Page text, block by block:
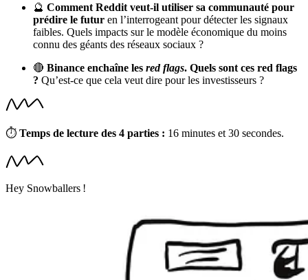
🔮 Comment Reddit veut-il utiliser sa communauté pour
prédire le futur en l’interrogeant pour détecter les signaux
faibles. Quels impacts sur le modèle économique du moins
connu des géants des réseaux sociaux ?
🔴 Binance enchaîne les red flags. Quels sont ces red flags
? Qu’est-ce que cela veut dire pour les investisseurs ?
⏱ Temps de lecture des 4 parties : 16 minutes et 30 secondes.
Hey Snowballers !